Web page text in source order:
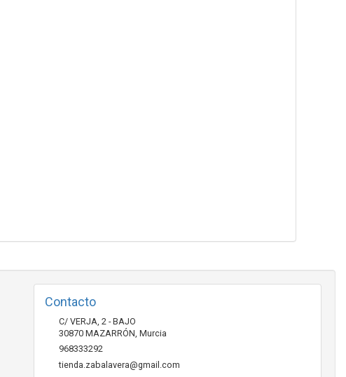
Contacto
C/ VERJA, 2 - BAJO
30870 MAZARRÓN, Murcia
968333292
tienda.zabalavera@gmail.com